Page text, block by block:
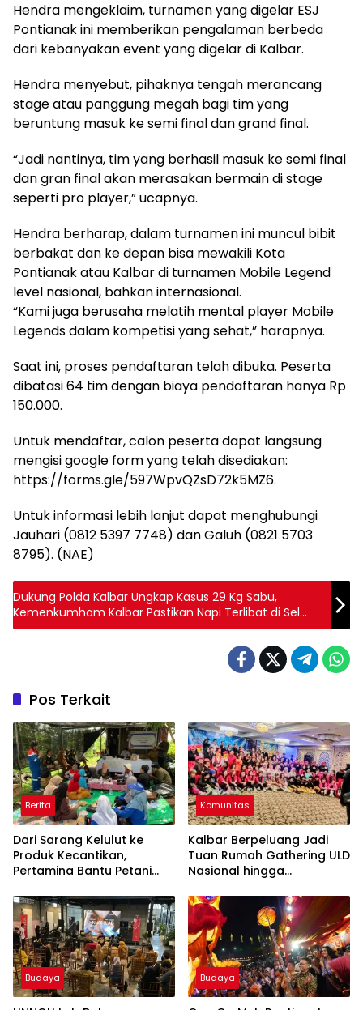
Hendra mengeklaim, turnamen yang digelar ESJ
Pontianak ini memberikan pengalaman berbeda
dari kebanyakan event yang digelar di Kalbar.
Hendra menyebut, pihaknya tengah merancang
stage atau panggung megah bagi tim yang
beruntung masuk ke semi final dan grand final.
“Jadi nantinya, tim yang berhasil masuk ke semi final
dan gran final akan merasakan bermain di stage
seperti pro player,” ucapnya.
Hendra berharap, dalam turnamen ini muncul bibit
berbakat dan ke depan bisa mewakili Kota
Pontianak atau Kalbar di turnamen Mobile Legend
level nasional, bahkan internasional.
“Kami juga berusaha melatih mental player Mobile
Legends dalam kompetisi yang sehat,” harapnya.
Saat ini, proses pendaftaran telah dibuka. Peserta
dibatasi 64 tim dengan biaya pendaftaran hanya Rp
150.000.
Untuk mendaftar, calon peserta dapat langsung
mengisi google form yang telah disediakan:
https://forms.gle/597WpvQZsD72k5MZ6.
Untuk informasi lebih lanjut dapat menghubungi
Jauhari (0812 5397 7748) dan Galuh (0821 5703
8795). (NAE)
Dukung Polda Kalbar Ungkap Kasus 29 Kg Sabu,
Kemenkumham Kalbar Pastikan Napi Terlibat di Sel
Tersendiri
Pos Terkait
Berita
Dari Sarang Kelulut ke
Produk Kecantikan,
Pertamina Bantu Petani
Jual Madu
Komunitas
Kalbar Berpeluang Jadi
Tuan Rumah Gathering ULD
Nasional hingga
Budaya Budaya